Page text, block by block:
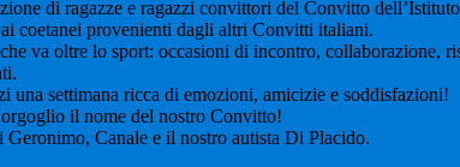
di ragazze e ragazzi convittori del Convitto
coetanei provenienti dagli altri Convitti italiani.
va oltre lo sport: occasioni di incontro, collaborazione,
una settimana ricca di emozioni, amicizie e soddisfazioni!
il nome del nostro Convitto!
Canale e il nostro autista Di Placido.